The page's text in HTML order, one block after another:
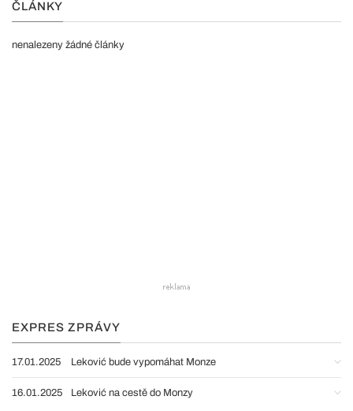
ČLÁNKY
nenalezeny žádné články
EXPRES ZPRÁVY
17.01.2025 Leković bude vypomáhat Monze
16.01.2025 Leković na cestě do Monzy